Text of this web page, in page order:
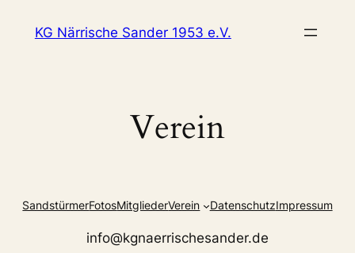
InhaltKG Närrische Sander 1953 e.V.
Verein
SandstürmerFotosMitgliederVerein DatenschutzImpressum
info@kgnaerrischesander.de